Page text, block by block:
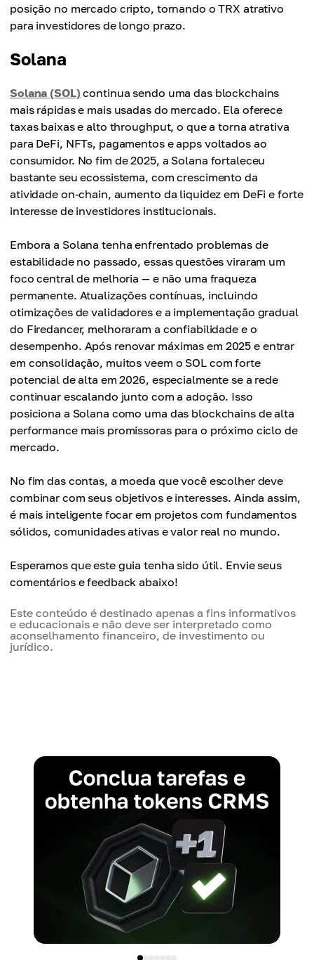
posição no mercado cripto, tornando o TRX atrativo
para investidores de longo prazo.
Solana
Solana (SOL) continua sendo uma das blockchains
mais rápidas e mais usadas do mercado. Ela oferece
taxas baixas e alto throughput, o que a torna atrativa
para DeFi, NFTs, pagamentos e apps voltados ao
consumidor. No fim de 2025, a Solana fortaleceu
bastante seu ecossistema, com crescimento da
atividade on-chain, aumento da liquidez em DeFi e forte
interesse de investidores institucionais.
Embora a Solana tenha enfrentado problemas de
estabilidade no passado, essas questões viraram um
foco central de melhoria — e não uma fraqueza
permanente. Atualizações contínuas, incluindo
otimizações de validadores e a implementação gradual
do Firedancer, melhoraram a confiabilidade e o
desempenho. Após renovar máximas em 2025 e entrar
em consolidação, muitos veem o SOL com forte
potencial de alta em 2026, especialmente se a rede
continuar escalando junto com a adoção. Isso
posiciona a Solana como uma das blockchains de alta
performance mais promissoras para o próximo ciclo de
mercado.
No fim das contas, a moeda que você escolher deve
combinar com seus objetivos e interesses. Ainda assim,
é mais inteligente focar em projetos com fundamentos
sólidos, comunidades ativas e valor real no mundo.
Esperamos que este guia tenha sido útil. Envie seus
comentários e feedback abaixo!
Este conteúdo é destinado apenas a fins informativos
e educacionais e não deve ser interpretado como
aconselhamento financeiro, de investimento ou
jurídico.